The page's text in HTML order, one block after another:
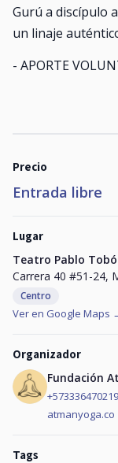
Gurú a discípulo
un linaje
- APORTE
Precio
Entrada libre
Lugar
Teatro Pablo
Carrera 40 #51-24,
Centro
Ver en Google Maps
Organizador
Fundación
+573336470219
atmanyoga.co
Tags